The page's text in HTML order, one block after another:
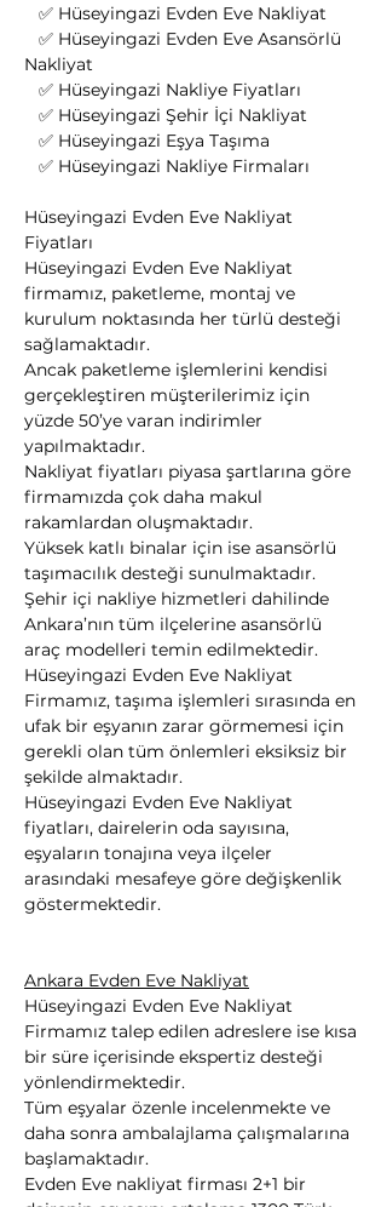
   ✅ Hüseyingazi Evden Eve Nakliyat
Nakliyat
   ✅ Hüseyingazi Nakliye Fiyatları
   ✅ Hüseyingazi Şehir İçi Nakliyat
   ✅ Hüseyingazi Eşya Taşıma
   ✅ Hüseyingazi Nakliye Firmaları
Hüseyingazi Evden Eve Nakliyat
Fiyatları
Hüseyingazi Evden Eve Nakliyat
firmamız, paketleme, montaj ve
kurulum noktasında her türlü desteği
sağlamaktadır.
Ancak paketleme işlemlerini kendisi
gerçekleştiren müşterilerimiz için
yüzde 50’ye varan indirimler
yapılmaktadır.
Nakliyat fiyatları piyasa şartlarına göre
firmamızda çok daha makul
rakamlardan oluşmaktadır.
Yüksek katlı binalar için ise asansörlü
taşımacılık desteği sunulmaktadır.
Şehir içi nakliye hizmetleri dahilinde
Ankara’nın tüm ilçelerine asansörlü
araç modelleri temin edilmektedir.
Hüseyingazi Evden Eve Nakliyat
Firmamız, taşıma işlemleri sırasında en
ufak bir eşyanın zarar görmemesi için
gerekli olan tüm önlemleri eksiksiz bir
şekilde almaktadır.
Hüseyingazi Evden Eve Nakliyat
fiyatları, dairelerin oda sayısına,
eşyaların tonajına veya ilçeler
arasındaki mesafeye göre değişkenlik
göstermektedir.
Ankara Evden Eve Nakliyat
Hüseyingazi Evden Eve Nakliyat
Firmamız talep edilen adreslere ise kısa
bir süre içerisinde ekspertiz desteği
yönlendirmektedir.
Tüm eşyalar özenle incelenmekte ve
daha sonra ambalajlama çalışmalarına
başlamaktadır.
Evden Eve nakliyat firması 2+1 bir